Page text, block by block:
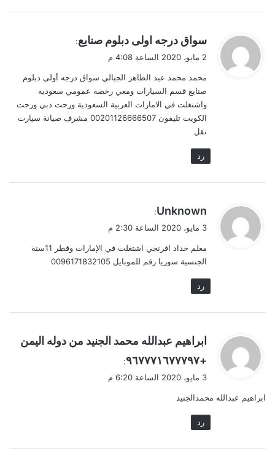
ي
ل
سواق درجه اولى دبلوم صنايع:
2 مايو، 2020 الساعة 4:08 م
محمد محمد عبد الظاهر الجبالي سواق درجه أولى دبلوم
صنايع قسم السيارات ومعي رخصه عمومي سعوديه
واشتغلت في الامارات العربية السعودية ورحت دبي ورحت
الكويت تليفون 00201126666507 مشرف صيانة سيارت
نقل
رد
ي
ل
Unknown
:
3 مايو، 2020 الساعة 2:30 م
معلم حداد افرنجي اشتغلت في الإمارات وقطر 11سنة
الجنسية سوريا رقم للموبايل 0096171832105
رد
ي
و
ل
ابراهيم عبدالله محمد الجنيد من دوله اليمن
+٩٦٧٧٧١٦٧٧٧٩٧
:
3 مايو، 2020 الساعة 6:20 م
ابراهيم عبدالله محمدالجنيد
رد